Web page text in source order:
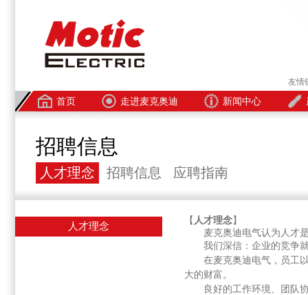
友情
首页 走进麦克奥迪 新闻中心
招聘信息
人才理念 招聘信息 应聘指南
人才理念 【 人才理念】
麦克奥迪电气认为人才
我们深信：企业的竞争
在麦克奥迪电气，员工
大的财富。
良好的工作环境、团队